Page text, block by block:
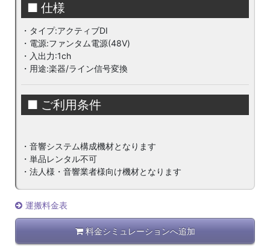
■ 仕様
・タイプ:アクティブDI
・電源:ファンタム電源(48V)
・入出力:1ch
・用途:楽器/ライン信号変換
■ ご利用条件
・音響システム構成機材となります
・単品レンタル不可
・法人様・音響業者様向け機材となります
運搬料金表
料金シミュレーションへ追加